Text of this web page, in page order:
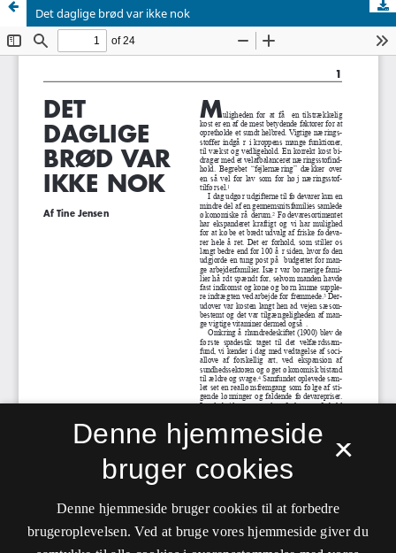
Det daglige brød var ikke nok
×
Denne hjemmeside
bruger cookies
Denne hjemmeside bruger cookies til at forbedre
brugeroplevelsen. Ved at bruge vores hjemmeside giver du